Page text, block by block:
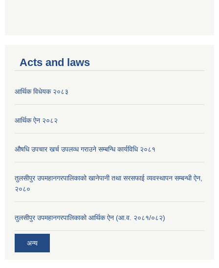
Acts and laws
आर्थिक विधेयक २०८३
आर्थिक ऐन २०८२
औषधि उपचार खर्च उपलव्ध गराउने सम्बन्धि कार्यविधि २०८१
तुलसीपुर उपमहानगरपालिकाको खानेपानी तथा सरसफाई व्यवस्थापन सम्बन्धी ऐन,
२०८०
तुलसीपुर उपमहानगरपालिकाको आर्थिक ऐन (आ.व. २०८१/०८२)
अन्य